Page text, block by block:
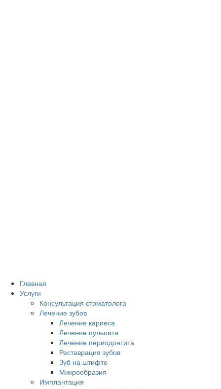
Главная
Услуги
Консультация стоматолога
Лечение зубов
Лечение кариеса
Лечение пульпита
Лечение периодонтита
Реставрация зубов
Зуб на штифте
Микрообразия
Имплантация